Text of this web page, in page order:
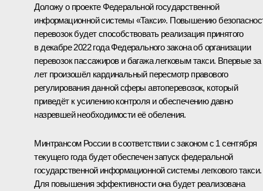
Доложу о проекте Федеральной государственной
информационной системы «Такси». Повышению
перевозок будет способствовать реализация принятого
в декабре 2022 года Федерального закона об организации
перевозок пассажиров и багажа легковым такси. Впервые за
лет произошёл кардинальный пересмотр правового
регулирования данной сферы автоперевозок, который
приведёт к усилению контроля и обеспечению давно
назревшей необходимости её обеления.
Минтрансом России в соответствии с законом с 1 сентября
текущего года будет обеспечен запуск федеральной
государственной информационной системы легкового такси.
Для повышения эффективности она будет реализована